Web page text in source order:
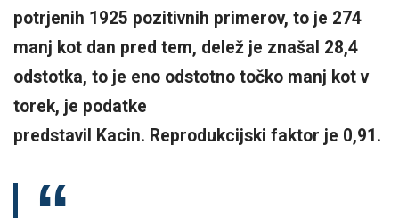
potrjenih 1925 pozitivnih primerov, to je 274
manj kot dan pred tem, delež je znašal 28,4
odstotka, to je eno odstotno točko manj kot v
torek, je podatke
predstavil Kacin. Reprodukcijski faktor je 0,91.